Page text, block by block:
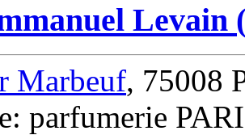
Levain
Marbeuf, 75008
parfumerie